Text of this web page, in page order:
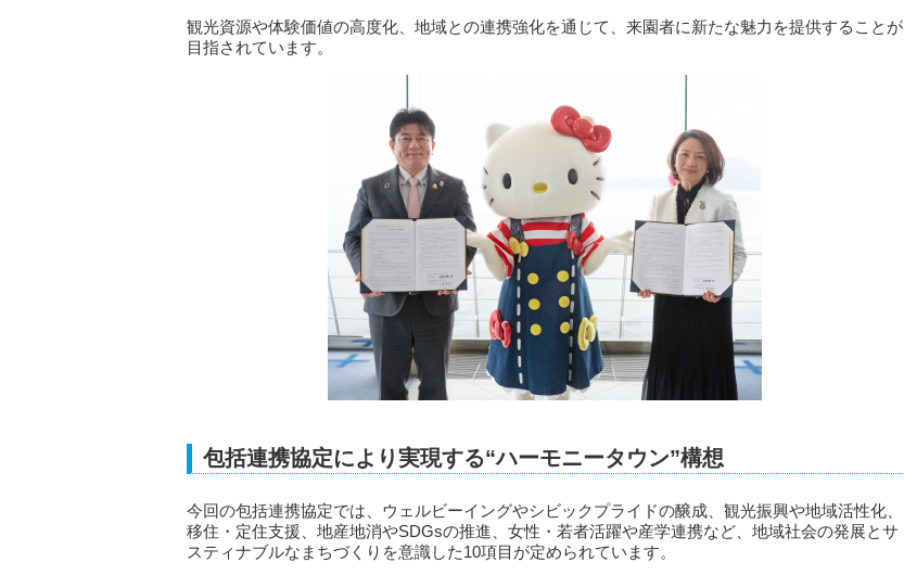
観光資源や体験価値の高度化、地域との連携強化を通じて、来園者に新たな魅力を提供することが
目指されています。
包括連携協定により実現する“ハーモニータウン”構想
今回の包括連携協定では、ウェルビーイングやシビックプライドの醸成、観光振興や地域活性化、
移住・定住支援、地産地消やSDGsの推進、女性・若者活躍や産学連携など、地域社会の発展とサ
スティナブルなまちづくりを意識した10項目が定められています。